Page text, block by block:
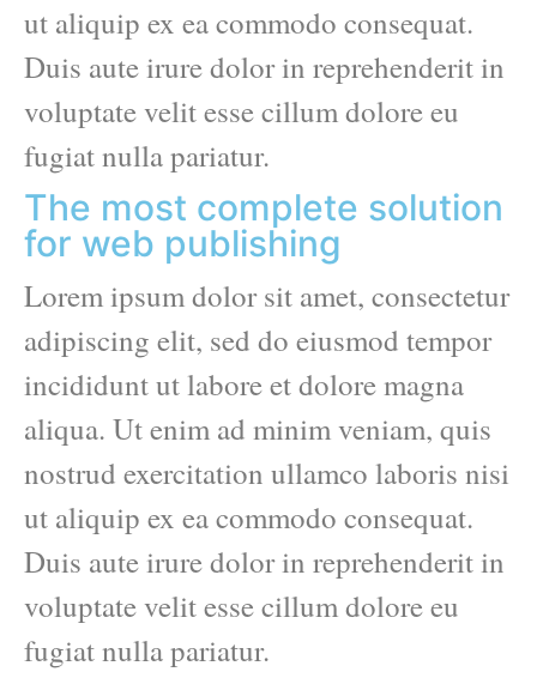
ut aliquip ex ea commodo consequat.
Duis aute irure dolor in reprehenderit in
voluptate velit esse cillum dolore eu
fugiat nulla pariatur.
The most complete solution
for web publishing
Lorem ipsum dolor sit amet, consectetur
adipiscing elit, sed do eiusmod tempor
incididunt ut labore et dolore magna
aliqua. Ut enim ad minim veniam, quis
nostrud exercitation ullamco laboris nisi
ut aliquip ex ea commodo consequat.
Duis aute irure dolor in reprehenderit in
voluptate velit esse cillum dolore eu
fugiat nulla pariatur.